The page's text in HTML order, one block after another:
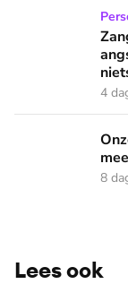
Zangeres Joke
4
Onzeker over je
8
Lees ook